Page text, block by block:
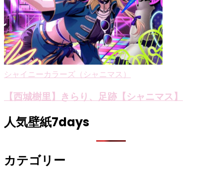
シャイニーカラーズ（シャニマス）
【西城樹里】きらり、足跡【シャニマス】
人気壁紙7days
カテゴリー